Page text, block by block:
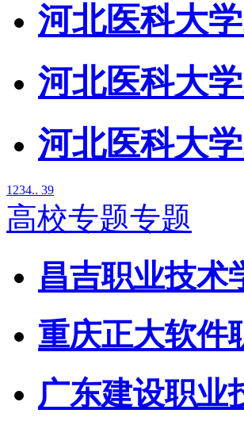
河北医科大
河北医科大
河北医科大
1 234.. 39
高校专题专题
昌吉职业技术
重庆正大软件
广东建设职业